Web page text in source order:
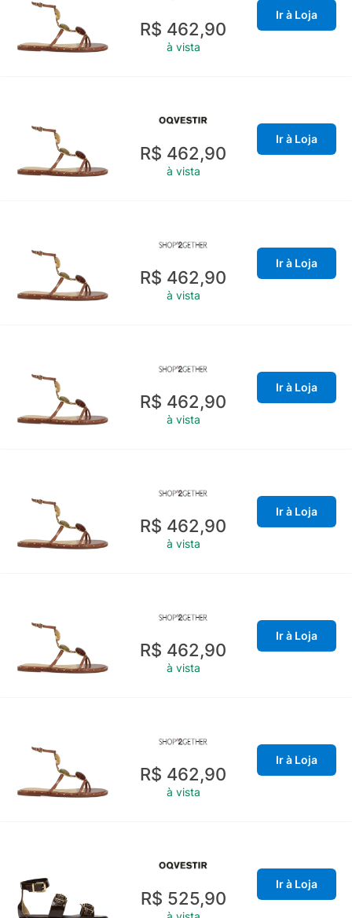
R$ 462,90
à vista
Ir à Loja
R$ 462,90
à vista
Ir à Loja
R$ 462,90
à vista
Ir à Loja
R$ 462,90
à vista
Ir à Loja
R$ 462,90
à vista
Ir à Loja
R$ 462,90
à vista
Ir à Loja
R$ 462,90
à vista
Ir à Loja
R$ 525,90
Ir à Loja